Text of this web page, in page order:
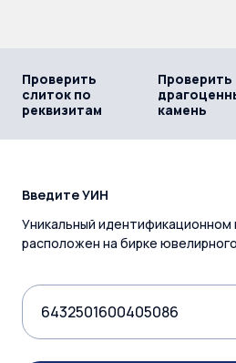
Проверить
слиток по
реквизитам
Проверить
камень
Введите УИН
Уникальный
расположен на бирке